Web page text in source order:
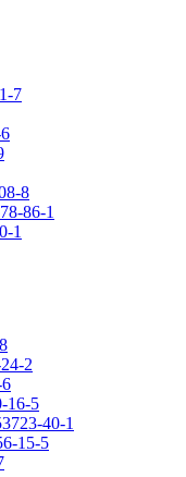
7
8
86-1
1
2
16-5
40-1
15-5